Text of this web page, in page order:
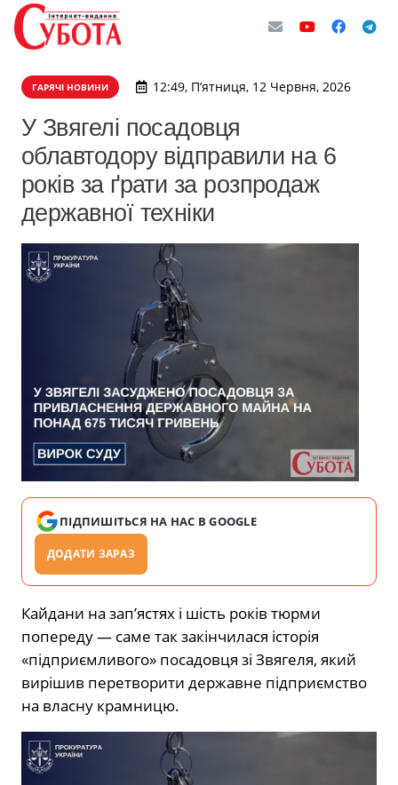
ГАРЯЧІ НОВИНИ 12:49, П’ятниця, 12 Червня, 2026
У Звягелі посадовця
облавтодору відправили на 6
років за ґрати за розпродаж
державної техніки
ПІДПИШІТЬСЯ НА НАС В GOOGLE
ДОДАТИ ЗАРАЗ
Кайдани на зап’ястях і шість років тюрми
попереду — саме так закінчилася історія
«підприємливого» посадовця зі Звягеля, який
вирішив перетворити державне підприємство
на власну крамницю.